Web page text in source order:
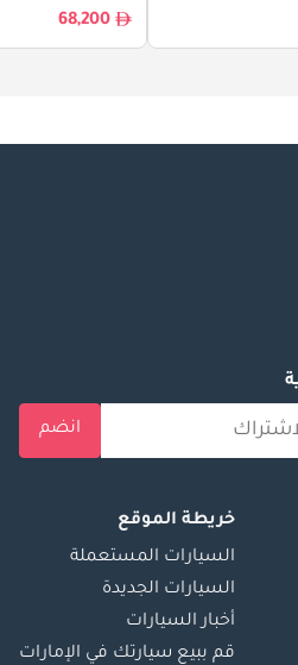
68,200
انضم
خريطة الموقع
السيارات المستعملة
السيارات الجديدة
أخبار السيارات
قم ببيع سيارتك في الإمارات